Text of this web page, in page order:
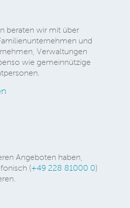
beraten wir mit über
und
Verwaltungen
wie gemeinnützige
Angeboten haben,
(+49 228 81000 0)